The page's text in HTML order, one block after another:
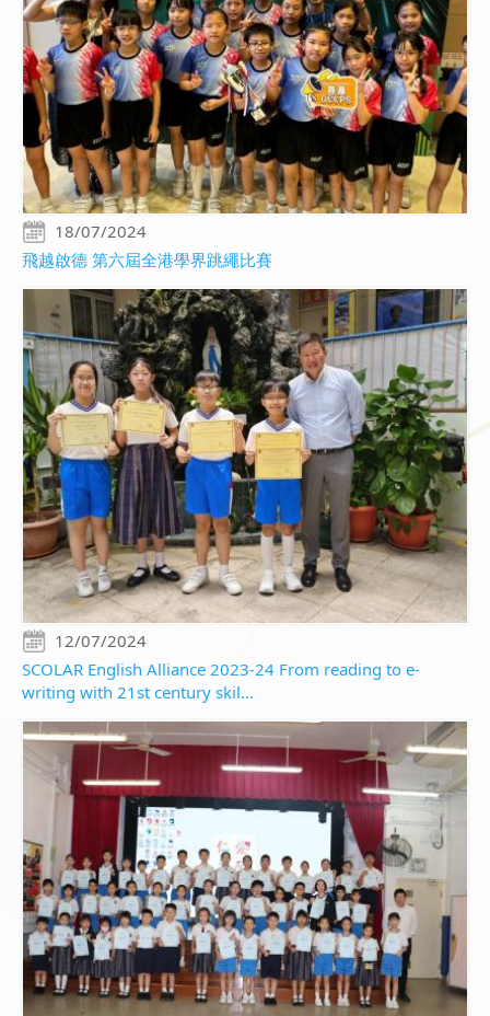
18/07/2024
飛越啟德 第六屆全港學界跳繩比賽
12/07/2024
SCOLAR English Alliance 2023-24 From reading to e-
writing with 21st century skil...